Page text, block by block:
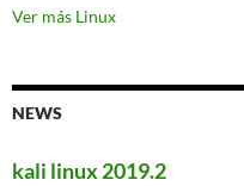
Ver más Linux
NEWS
kali linux 2019.2